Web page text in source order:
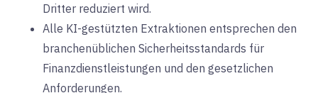
Dritter reduziert wird.
Alle KI-gestützten Extraktionen entsprechen den
branchenüblichen Sicherheitsstandards für
Finanzdienstleistungen und den gesetzlichen
Anforderungen.